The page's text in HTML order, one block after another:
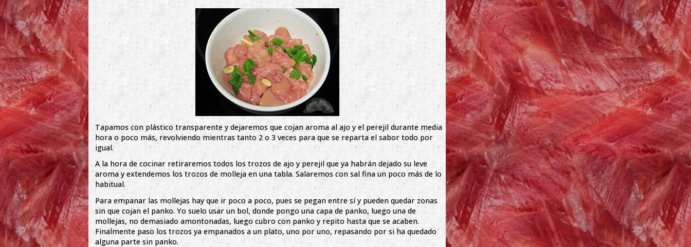
Tapamos con plástico transparente y dejaremos que cojan aroma al ajo y el perejil durante media
hora o poco más, revolviendo mientras tanto 2 o 3 veces para que se reparta el sabor todo por
igual.
A la hora de cocinar retiraremos todos los trozos de ajo y perejil que ya habrán dejado su leve
aroma y extendemos los trozos de molleja en una tabla. Salaremos con sal fina un poco más de lo
habitual.
Para empanar las mollejas hay que ir poco a poco, pues se pegan entre sí y pueden quedar zonas
sin que cojan el panko. Yo suelo usar un bol, donde pongo una capa de panko, luego una de
mollejas, no demasiado amontonadas, luego cubro con panko y repito hasta que se acaben.
Finalmente paso los trozos ya empanados a un plato, uno por uno, repasando por si ha quedado
alguna parte sin panko.